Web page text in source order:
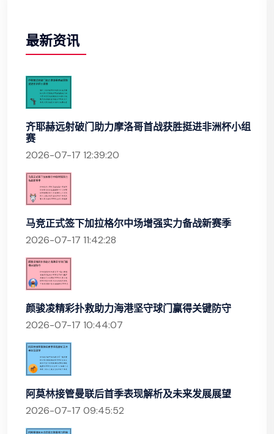
最新资讯
齐耶赫远射破门助力摩洛哥首战获胜挺进非洲杯小组
赛
2026-07-17 12:39:20
马竞正式签下加拉格尔中场增强实力备战新赛季
2026-07-17 11:42:28
颜骏凌精彩扑救助力海港坚守球门赢得关键防守
2026-07-17 10:44:07
阿莫林接管曼联后首季表现解析及未来发展展望
2026-07-17 09:45:52